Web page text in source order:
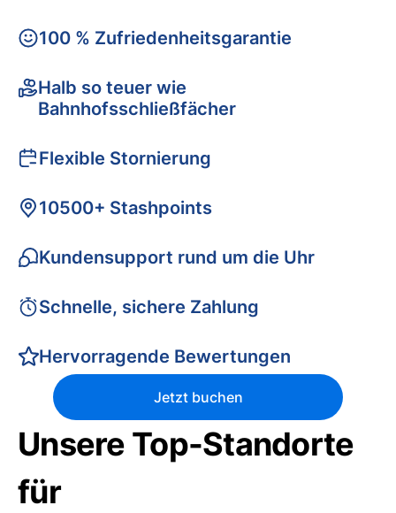
100 % Zufriedenheitsgarantie
Halb so teuer wie
Bahnhofsschließfächer
Flexible Stornierung
10500+ Stashpoints
Kundensupport rund um die Uhr
Schnelle, sichere Zahlung
Hervorragende Bewertungen
Jetzt buchen
Unsere Top-Standorte
für